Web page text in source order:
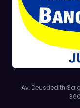
Av. Deusdedith